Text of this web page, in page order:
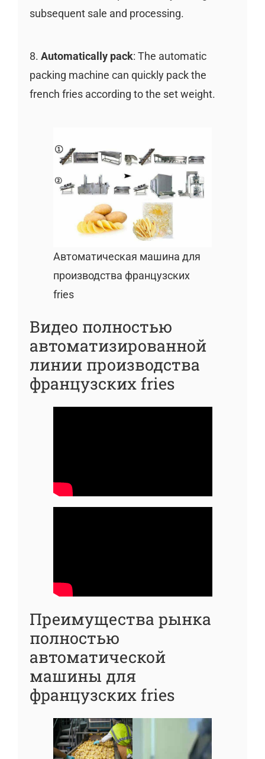
subsequent sale and processing.
8. Automatically pack: The automatic
packing machine can quickly pack the
french fries according to the set weight.
Автоматическая машина для
производства французских
fries
Видео полностью
автоматизированной
линии производства
французских fries
Преимущества рынка
полностью
автоматической
машины для
французских fries